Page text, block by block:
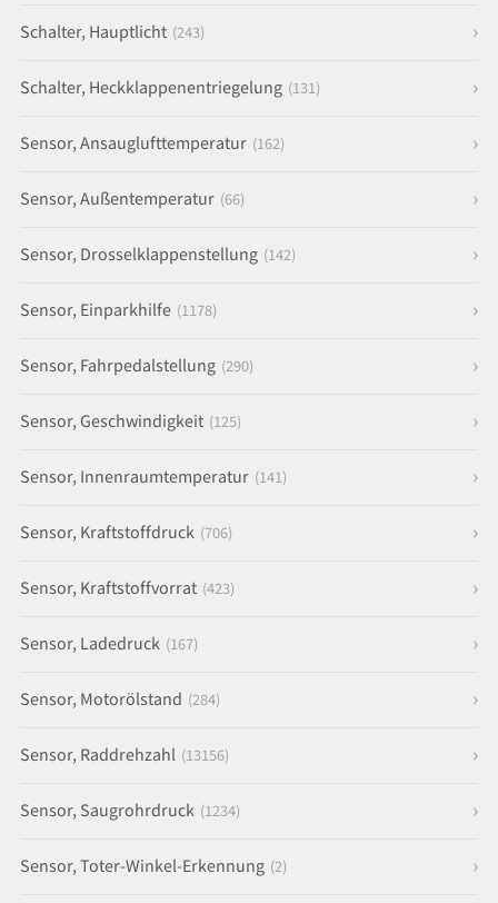
Schalter, Hauptlicht (243)
Schalter, Heckklappenentriegelung (131)
Sensor, Ansauglufttemperatur (162)
Sensor, Außentemperatur (66)
Sensor, Drosselklappenstellung (142)
Sensor, Einparkhilfe (1178)
Sensor, Fahrpedalstellung (290)
Sensor, Geschwindigkeit (125)
Sensor, Innenraumtemperatur (141)
Sensor, Kraftstoffdruck (706)
Sensor, Kraftstoffvorrat (423)
Sensor, Ladedruck (167)
Sensor, Motorölstand (284)
Sensor, Raddrehzahl (13156)
Sensor, Saugrohrdruck (1234)
Sensor, Toter-Winkel-Erkennung (2)